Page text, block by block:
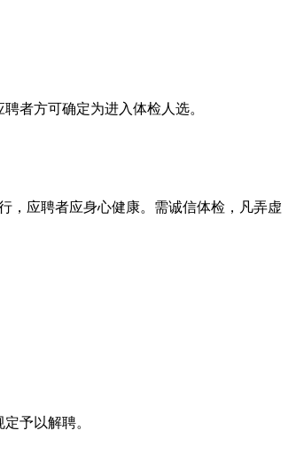
者方可确定为进入体检人选。
，应聘者应身心健康。需诚信体检，凡弄虚
予以解聘。